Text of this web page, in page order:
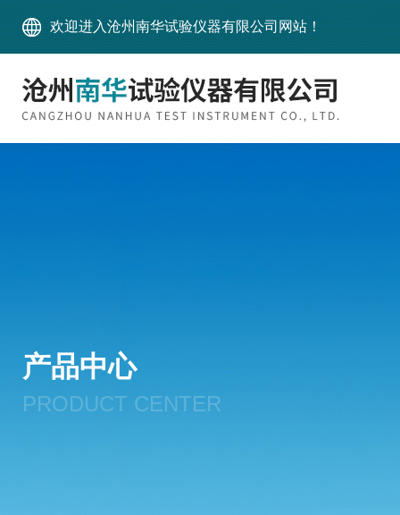
欢迎进入沧州南华试验仪器有限公司网站！
产品中心
PRODUCT CENTER